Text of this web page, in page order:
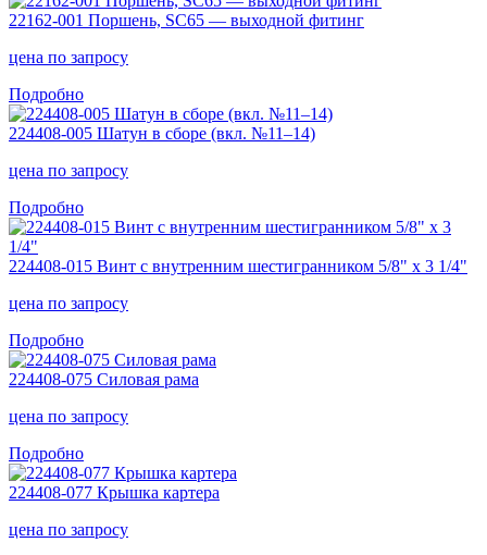
22162-001 Поршень, SC65 — выходной фитинг
цена по запросу
Подробно
224408-005 Шатун в сборе (вкл. №11–14)
цена по запросу
Подробно
224408-015 Винт с внутренним шестигранником 5/8" x 3 1/4"
цена по запросу
Подробно
224408-075 Силовая рама
цена по запросу
Подробно
224408-077 Крышка картера
цена по запросу